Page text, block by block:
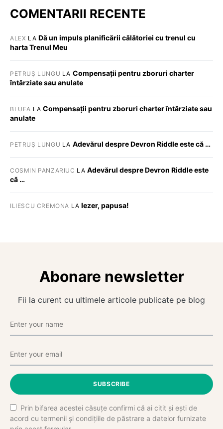
COMENTARII RECENTE
ALEX LA Dă un impuls planificării călătoriei cu trenul cu
harta Trenul Meu
PETRUȘ LUNGU LA Compensații pentru zboruri charter
întârziate sau anulate
BLUEA LACompensații pentru zboruri charter întârziate sau
anulate
PETRUȘ LUNGU LA Adevărul despre Devron Riddle este că …
COSMIN PANZARIUC LA Adevărul despre Devron Riddle este
că …
ILIESCU CREMONA LA Iezer, papusa!
Abonare newsletter
Fii la curent cu ultimele articole publicate pe blog
SUBSCRIBE
Prin bifarea acestei căsuțe confirmi că ai citit și ești de
acord cu termenii și condițiile de păstrare a datelor furnizate